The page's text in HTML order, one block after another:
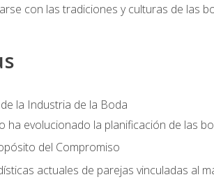
con las tradiciones y culturas de las
la Industria de la Boda
ha evolucionado la planificación de las
del Compromiso
actuales de parejas vinculadas al